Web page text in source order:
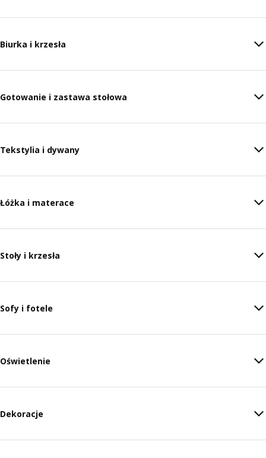
Biurka i krzesła
Gotowanie i zastawa stołowa
Tekstylia i dywany
Łóżka i materace
Stoły i krzesła
Sofy i fotele
Oświetlenie
Dekoracje